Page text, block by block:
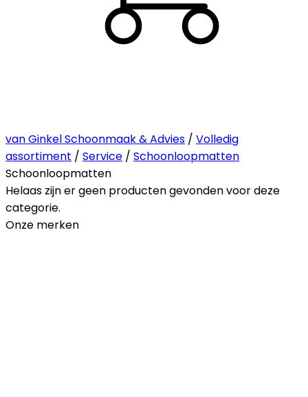
van Ginkel Schoonmaak & Advies / Volledig
assortiment / Service / Schoonloopmatten
Schoonloopmatten
Helaas zijn er geen producten gevonden voor deze
categorie.
Onze merken